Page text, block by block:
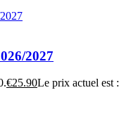
2027
€25.90Le prix actuel est :